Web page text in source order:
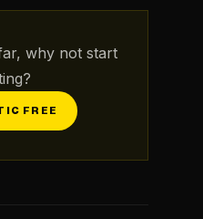
why not start
FREE